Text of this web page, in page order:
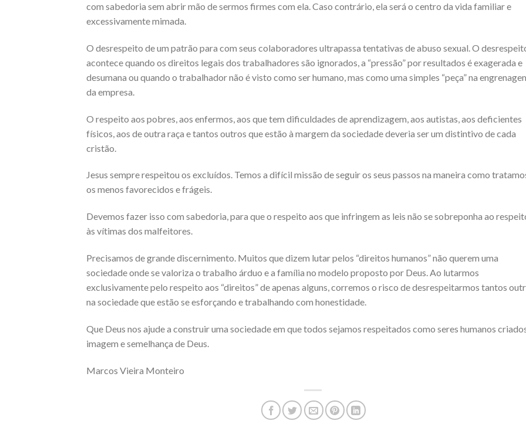
com sabedoria sem abrir mão de sermos firmes com ela. Caso contrário, ela será o centro da vida familiar e
excessivamente mimada.
O desrespeito de um patrão para com seus colaboradores ultrapassa tentativas de abuso sexual. O
acontece quando os direitos legais dos trabalhadores são ignorados, a “pressão” por resultados é exagerada e
desumana ou quando o trabalhador não é visto como ser humano, mas como uma simples “peça” na
da empresa.
O respeito aos pobres, aos enfermos, aos que tem dificuldades de aprendizagem, aos autistas, aos deficientes
físicos, aos de outra raça e tantos outros que estão à margem da sociedade deveria ser um distintivo de cada
cristão.
Jesus sempre respeitou os excluídos. Temos a difícil missão de seguir os seus passos na maneira como
os menos favorecidos e frágeis.
Devemos fazer isso com sabedoria, para que o respeito aos que infringem as leis não se sobreponha ao
às vítimas dos malfeitores.
Precisamos de grande discernimento. Muitos que dizem lutar pelos “direitos humanos” não querem uma
sociedade onde se valoriza o trabalho árduo e a família no modelo proposto por Deus. Ao lutarmos
exclusivamente pelo respeito aos “direitos” de apenas alguns, corremos o risco de desrespeitarmos tantos
na sociedade que estão se esforçando e trabalhando com honestidade.
Que Deus nos ajude a construir uma sociedade em que todos sejamos respeitados como seres humanos
imagem e semelhança de Deus.
Marcos Vieira Monteiro